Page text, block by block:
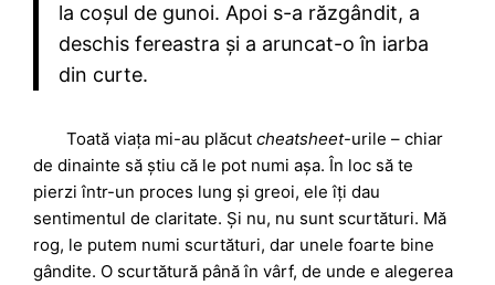
la coșul de gunoi. Apoi s-a răzgândit, a
deschis fereastra și a aruncat-o în iarba
din curte.
Toată viața mi-au plăcutcheatsheet-urile – chiar
de dinainte să știu că le pot numi așa. În loc să te
pierzi într-un proces lung și greoi, ele îți dau
sentimentul de claritate. Și nu, nu sunt scurtături. Mă
rog, le putem numi scurtături, dar unele foarte bine
gândite. O scurtătură până în vârf, de unde e alegerea